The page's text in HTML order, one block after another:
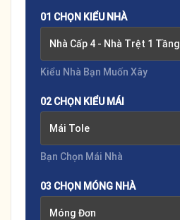
01 CHỌN KIỂU NHÀ
Nhà Cấp 4 - Nhà Trệt 1 Tầng
Kiểu Nhà Bạn Muốn Xây
02 CHỌN KIỂU MÁI
Mái Tole
Bạn Chọn Mái Nhà
03 CHỌN MÓNG NHÀ
Móng Đơn